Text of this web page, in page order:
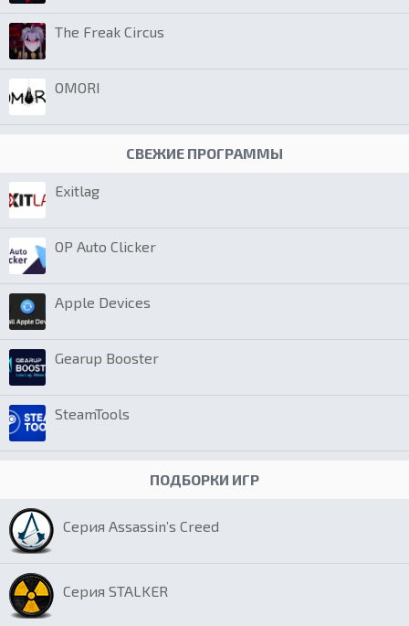
The Freak Circus
OMORI
СВЕЖИЕ ПРОГРАММЫ
Exitlag
OP Auto Clicker
Apple Devices
Gearup Booster
SteamTools
ПОДБОРКИ ИГР
Серия Assassin’s Creed
Серия STALKER